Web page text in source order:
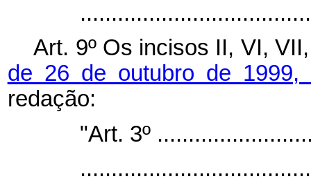
Art. 9º Os incisos II, VI,
de 26 de outubro de 1999,
redação:
"Art. 3º